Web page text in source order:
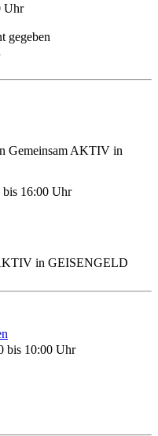
Uhr
gegeben
Gemeinsam AKTIV in
bis 16:00 Uhr
in GEISENGELD
bis 10:00 Uhr